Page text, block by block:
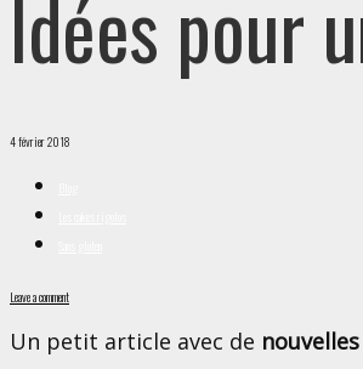
Idées pour
4 février 2018
Leave a comment
Un petit article avec de